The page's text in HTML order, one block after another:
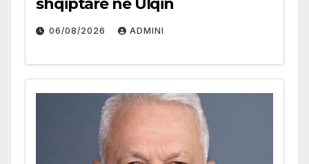
shqiptare në Ulqin
06/08/2026 ADMINI